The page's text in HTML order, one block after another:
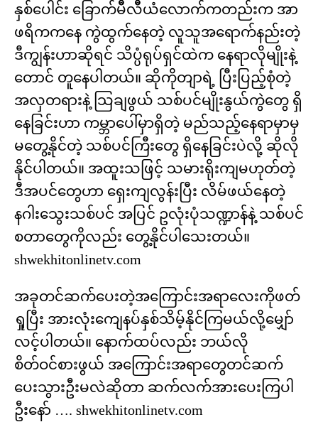
နှစ်ပေါင်း ခြောက်မိီလိီယံလောက်ကတည်းက အာ
ဖရိကကနေ ကွဲထွက်နေတဲ့ လူသူအရောက်နည်းတဲ့
ဒီကျွန်းဟာဆိုရင် သိပ္ပံရုပ်ရှင်ထဲက နေရာလိုမျိုးနဲ့
တောင် တူနေပါတယ်။ ဆိုကိုတျာရဲ့ ပြီးပြည့်စုံတဲ့
အလှတရားနဲ့ သြချဖွယ် သစ်ပင်မျိုးနွယ်ကွဲတွေ ရှိ
နေခြင်းဟာ ကမ္ဘာပေါ်မှာရှိတဲ့ မည်သည့်နေရာမှာမှ
မတွေ့နိုင်တဲ့ သစ်ပင်ကြီးတွေ ရှိနေခြင်းပဲလို့ ဆိုလို
နိုင်ပါတယ်။ အထူးသဖြင့် သမားရိုးကျမဟုတ်တဲ့
ဒီအပင်တွေဟာ ရှေးကျလွန်းပြီး လိမ်ဖယ်နေတဲ့
နဂါးသွေးသစ်ပင် အပြင် ဥလုံးပုံသဏ္ဍာန်နဲ့ သစ်ပင်
စတာတွေကိုလည်း တွေ့နိုင်ပါသေးတယ်။
shwekhitonlinetv.com
အခုတင်ဆက်ပေးတဲ့အကြောင်းအရာလေးကိုဖတ်
ရှုပြီး အားလုံးကျေနပ်နှစ်သိမ့်နိုင်ကြမယ်လို့မျှော်
လင့်ပါတယ်။ နောက်ထပ်လည်း ဘယ်လို
စိတ်ဝင်စားဖွယ် အကြောင်းအရာတွေတင်ဆက်
ပေးသွားဦးမလဲဆိုတာ ဆက်လက်အားပေးကြပါ
ဦးနော် …. shwekhitonlinetv.com